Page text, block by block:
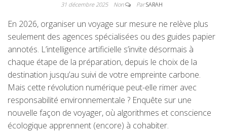
31 décembre 2025 Non ParSARAH
En 2026, organiser un voyage sur mesure ne relève plus
seulement des agences spécialisées ou des guides papier
annotés. L’intelligence artificielle s’invite désormais à
chaque étape de la préparation, depuis le choix de la
destination jusqu’au suivi de votre empreinte carbone.
Mais cette révolution numérique peut-elle rimer avec
responsabilité environnementale ? Enquête sur une
nouvelle façon de voyager, où algorithmes et conscience
écologique apprennent (encore) à cohabiter.